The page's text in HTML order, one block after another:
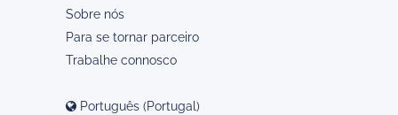
Sobre nós
Para se tornar parceiro
Trabalhe connosco
Português (Portugal)